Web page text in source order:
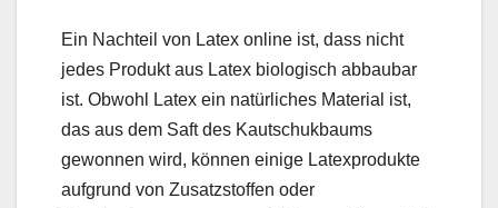
Ein Nachteil von Latex online ist, dass nicht
jedes Produkt aus Latex biologisch abbaubar
ist. Obwohl Latex ein natürliches Material ist,
das aus dem Saft des Kautschukbaums
gewonnen wird, können einige Latexprodukte
aufgrund von Zusatzstoffen oder